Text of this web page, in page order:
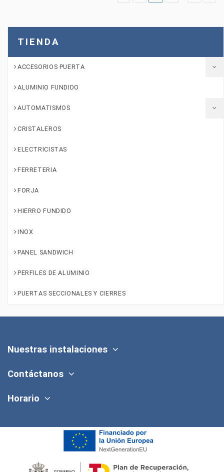
TIENDA
ACCESORIOS PUERTA
ALUMINIO FUNDIDO
AUTOMATISMOS
CRISTALEROS
ELECTRICISTAS
FERRETERIA
FORJA
HIERRO FUNDIDO
INOX
PANEL SANDWICH
PERFILES DE ALUMINIO
PUERTAS SECCIONALES Y CIERRES
Nuestras instalaciones
Contáctanos
Horario